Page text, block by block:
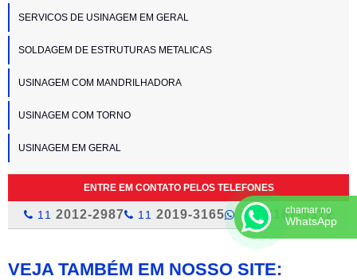
SERVICOS DE USINAGEM EM GERAL
SOLDAGEM DE ESTRUTURAS METALICAS
USINAGEM COM MANDRILHADORA
USINAGEM COM TORNO
USINAGEM EM GERAL
ENTRE EM CONTATO PELOS TELEFONES
11 2012-2987 11 2019-3165 11 98162-5312
VEJA TAMBÉM EM NOSSO SITE:
chamar no
WhatsApp